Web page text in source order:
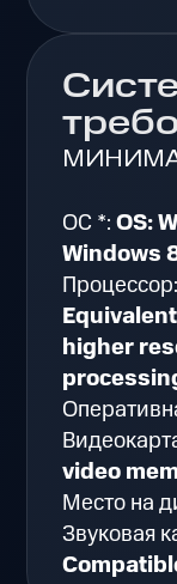
ОС *:OS:
Windows
higher
video
Место на
Звуковая